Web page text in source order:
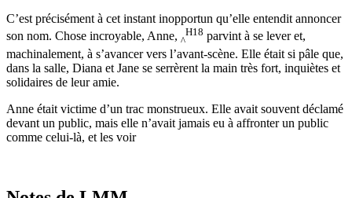
C’est précisément à cet instant inopportun qu’elle entendit annoncer
son nom. Chose incroyable, Anne, ^
H18 parvint à se lever et,
machinalement, à s’avancer vers l’avant-scène. Elle était si pâle que,
dans la salle, Diana et Jane se serrèrent la main très fort, inquiètes et
solidaires de leur amie.
Anne était victime d’un trac monstrueux. Elle avait souvent déclamé
devant un public, mais elle n’avait jamais eu à affronter un public
comme celui-là, et les voir
621